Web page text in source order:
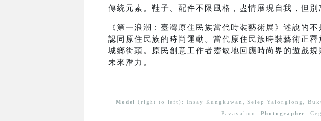
傳統元素。鞋子、配件不限風格，盡情展現自我，但別
《第一浪潮：臺灣原住民族當代時裝藝術展》述說的
認同原住民族的時尚運動。當代原住民族時裝藝術正
城鄉街頭。原民創意工作者靈敏地回應時尚界的遊戲
未來潛力。
Model (right to left): Insay Kungkuwan, Selep Yalonglong,
Pavavaljun. Photographer :